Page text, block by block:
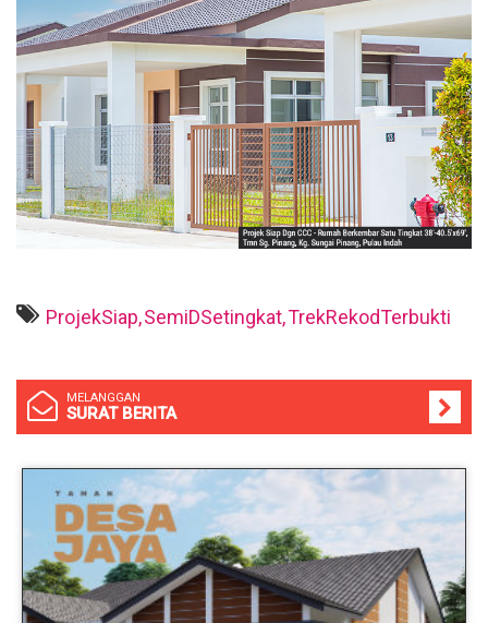
ProjekSiap,SemiDSetingkat,TrekRekodTerbukti
MELANGGAN
SURAT BERITA